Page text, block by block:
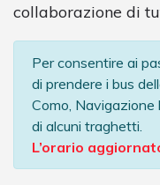
collaborazione di
Per consentire ai
di prendere i bus
Como,
di alcuni traghetti.
L’orario